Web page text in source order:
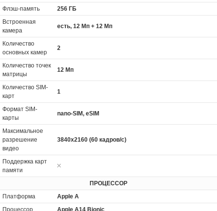
Флэш-память
256 ГБ
Встроенная
камера
есть, 12 Мп + 12 Мп
Количество
основных камер
2
Количество точек
матрицы
12 Мп
Количество SIM-
карт
1
Формат SIM-
карты
nano-SIM, eSIM
Максимальное
разрешение
видео
3840x2160 (60 кадров/с)
Поддержка карт
памяти
ПРОЦЕССОР
Платформа
Apple A
Процессор
Apple A14 Bionic